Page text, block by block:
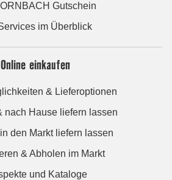
Gutschein
im Überblick
Online einkaufen
& Lieferoptionen
nach Hause liefern lassen
den Markt liefern lassen
& Abholen im Markt
und Kataloge